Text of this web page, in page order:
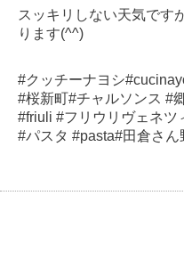
スッキリしない天気です
ります(^^)
#クッチーナヨシ
#桜新町#チャルソンス #
#friuli #フリウリヴェネツ
#パスタ #pasta#田倉さ